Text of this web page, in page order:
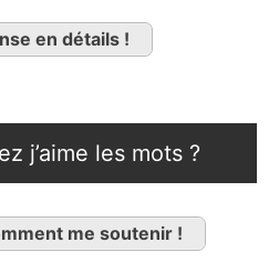
en détails !
j’aime les mots ?
me soutenir !